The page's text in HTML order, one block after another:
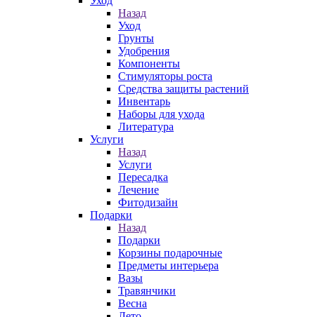
Назад
Уход
Грунты
Удобрения
Компоненты
Стимуляторы роста
Средства защиты растений
Инвентарь
Наборы для ухода
Литература
Услуги
Назад
Услуги
Пересадка
Лечение
Фитодизайн
Подарки
Назад
Подарки
Корзины подарочные
Предметы интерьера
Вазы
Травянчики
Весна